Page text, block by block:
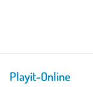
Playit-Online